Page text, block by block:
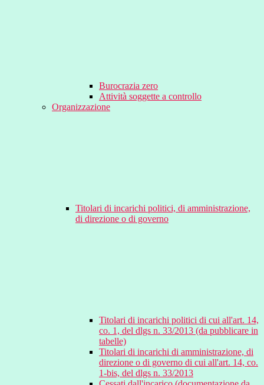
Burocrazia zero
Attività soggette a controllo
Organizzazione
Titolari di incarichi politici, di amministrazione,
di direzione o di governo
Titolari di incarichi politici di cui all'art. 14,
co. 1, del dlgs n. 33/2013 (da pubblicare in
tabelle)
Titolari di incarichi di amministrazione, di
direzione o di governo di cui all'art. 14, co.
1-bis, del dlgs n. 33/2013